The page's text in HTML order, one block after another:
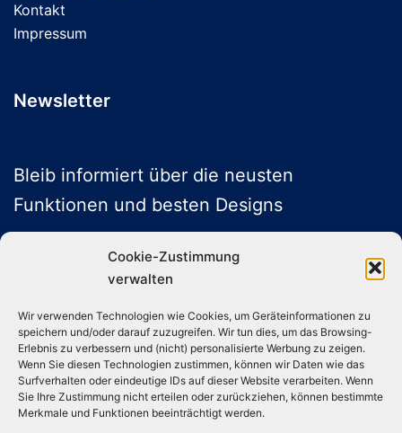
Cookie-Zustimmung
verwalten
Wir verwenden Technologien wie Cookies, um Geräteinformationen zu
speichern und/oder darauf zuzugreifen. Wir tun dies, um das Browsing-
Erlebnis zu verbessern und (nicht) personalisierte Werbung zu zeigen.
Wenn Sie diesen Technologien zustimmen, können wir Daten wie das
Surfverhalten oder eindeutige IDs auf dieser Website verarbeiten. Wenn
Sie Ihre Zustimmung nicht erteilen oder zurückziehen, können bestimmte
Merkmale und Funktionen beeinträchtigt werden.
Kontakt
Impressum
Newsletter
Bleib informiert über die neusten
Funktionen und besten Designs
ABONNIEREN
Folge uns auf Social Media